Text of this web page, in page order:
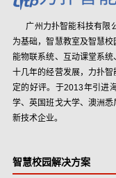
广州力扑智能科技有限
为基础，智慧教室及智慧
能物联系统、互动课堂系
十几年的经营发展，力扑
定的好评。于2013年引进
学、英国班戈大学、澳洲
新技术企业。
智慧校园解决方案